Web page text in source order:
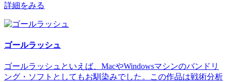
詳細をみる
ゴールラッシュ
ゴールラッシュといえば、MacやWindowsマシンのバンドリ
ング・ソフトとしてもお馴染みでした。この作品は戦術分析